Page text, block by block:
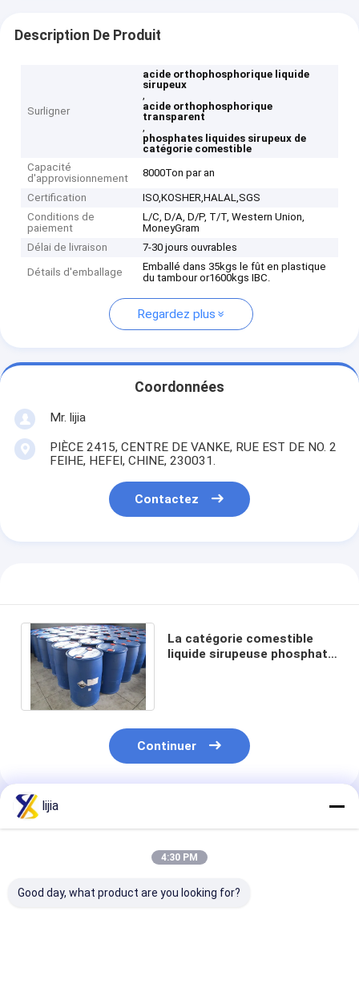
Description De Produit
Surligner
acide orthophosphorique liquide
sirupeux
,
acide orthophosphorique
transparent
,
phosphates liquides sirupeux de
catégorie comestible
Capacité
d'approvisionnement
8000Ton par an
Certification
ISO,KOSHER,HALAL,SGS
Conditions de
paiement
L/C, D/A, D/P, T/T, Western Union,
MoneyGram
Délai de livraison
7-30 jours ouvrables
Détails d'emballage
Emballé dans 35kgs le fût en plastique
du tambour or1600kgs IBC.
Regardez plus
Coordonnées
Mr. lijia
PIÈCE 2415, CENTRE DE VANKE, RUE EST DE NO. 2
FEIHE, HEFEI, CHINE, 230031.
Contactez
La catégorie comestible
liquide sirupeuse phosphate
Continuer
Produits Recommandés
lijia
4:30 PM
Good day, what product are you looking for?